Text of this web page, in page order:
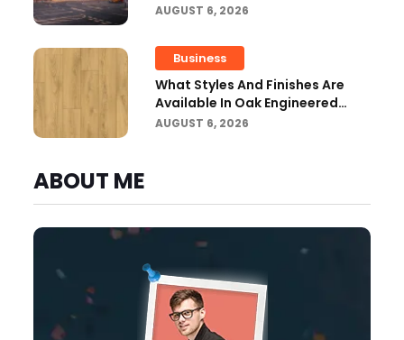
Ensure Compliance With UK
AUGUST 6, 2026
Business
What Styles And Finishes Are
Available In Oak Engineered
Hardwood Flooring?
AUGUST 6, 2026
ABOUT ME